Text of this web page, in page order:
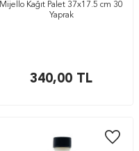
Mijello Kağıt Palet 37x17.5 cm 30
Yaprak
340,00 TL